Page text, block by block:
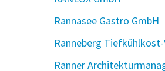
Rannasee Gastro GmbH
Ranneberg
Ranner